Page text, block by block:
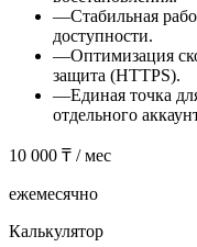
—Стабильная
доступности.
—Оптимизация
защита (HTTPS).
—Единая точка
отдельного
10 000 ₸ / мес
ежемесячно
Калькулятор